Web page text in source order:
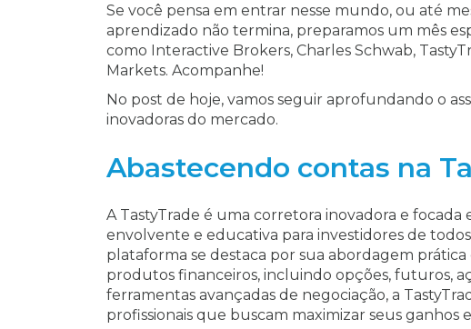
Se você pensa em entrar nesse mundo, ou até
aprendizado não termina, preparamos um mês
como Interactive Brokers, Charles Schwab,
Markets. Acompanhe!
No post de hoje, vamos seguir aprofundando o
inovadoras do mercado.
Abastecendo contas na
A TastyTrade é uma corretora inovadora e
envolvente e educativa para investidores de
plataforma se destaca por sua abordagem
produtos financeiros, incluindo opções, futuros,
ferramentas avançadas de negociação, a
profissionais que buscam maximizar seus ganhos